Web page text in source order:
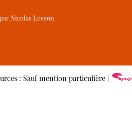
Nicolas Losson
: Sauf mention particulière |